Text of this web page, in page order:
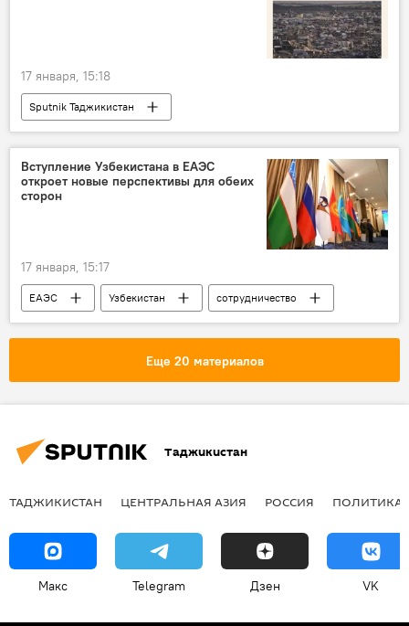
17 января, 15:18
Sputnik Таджикистан
Вступление Узбекистана в ЕАЭС
откроет новые перспективы для обеих
сторон
17 января, 15:17
ЕАЭС Узбекистан
сотрудничество
членство
Экономика Мир
Еще 20 материалов
Таджикистан
ТАДЖИКИСТАН ЦЕНТРАЛЬНАЯ АЗИЯ РОССИЯ ПОЛИТИКА
Макс Telegram Дзен VK